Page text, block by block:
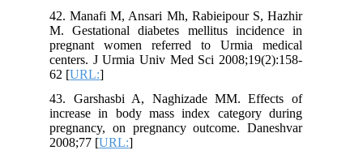
42. Manafi M, Ansari Mh, Rabieipour S, Hazhir
M. Gestational diabetes mellitus incidence in
pregnant women referred to Urmia medical
centers. J Urmia Univ Med Sci 2008;19(2):158-
62 [URL:
43. Garshasbi A, Naghizade MM. Effects of
increase in body mass index category during
pregnancy, on pregnancy outcome. Daneshvar
2008;77 [URL: